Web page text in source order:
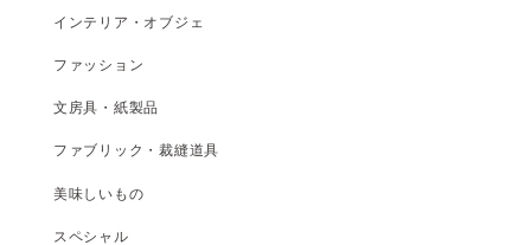
インテリア・オブジェ
ファッション
文房具・紙製品
ファブリック・裁縫道具
美味しいもの
スペシャル